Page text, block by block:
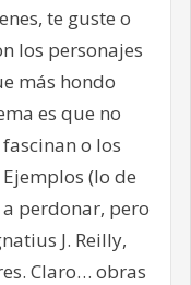
te guste o
los personajes
más hondo
es que no
o los
(lo de
perdonar, pero
J. Reilly,
Claro… obras